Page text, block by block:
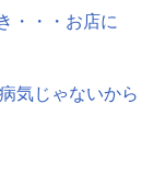
・・・お店に
気じゃないから